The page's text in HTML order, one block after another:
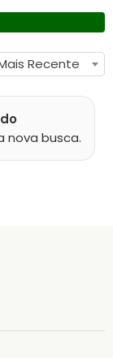
Recente
nova busca.